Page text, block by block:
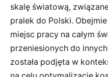
skalę światową,
pralek do Polski.
miejsc pracy na całym
przeniesionych do
została podjęta w